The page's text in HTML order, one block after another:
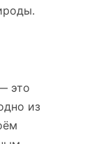
это
из